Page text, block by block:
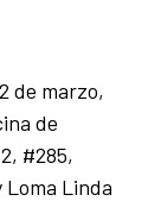
de marzo,
de
#285,
Loma Linda